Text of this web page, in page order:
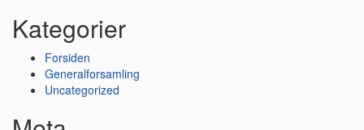
Kategorier
Forsiden
Generalforsamling
Uncategorized